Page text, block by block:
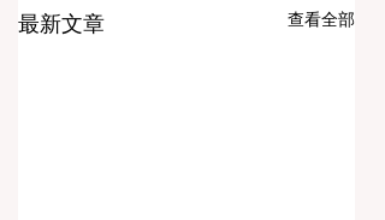
最新文章 查看全部